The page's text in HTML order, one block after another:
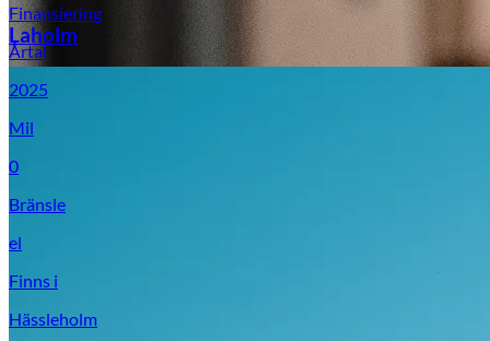
Laholm
Finansiering
Årtal
2025
Mil
0
Bränsle
el
Finns i
Hässleholm